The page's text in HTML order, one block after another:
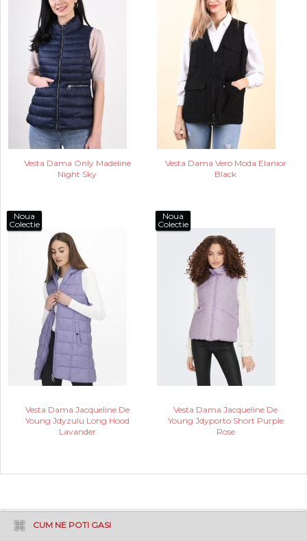
Vesta Dama Only Madeline
Night Sky
Vesta Dama Vero Moda Elanior
Black
Noua
Colectie
Vesta Dama Jacqueline De
Young Jdyzulu Long Hood
Lavander
Noua
Colectie
Vesta Dama Jacqueline De
Young Jdyporto Short Purple
Rose
CUM NE POTI GASI